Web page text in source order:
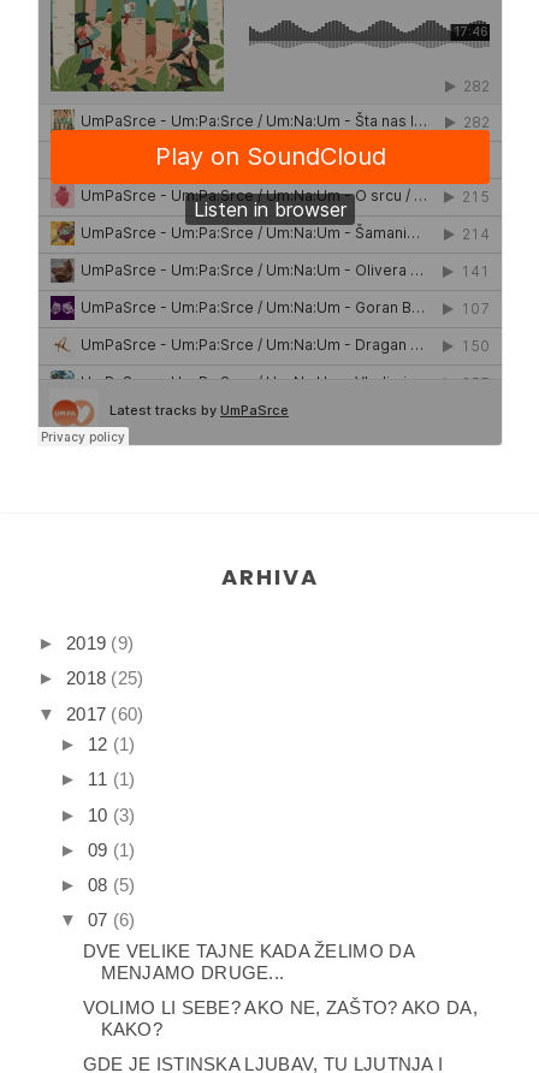
ARHIVA
► 2019 (9)
► 2018 (25)
▼
2017 (60)
► 12 (1)
► 11 (1)
► 10 (3)
► 09 (1)
► 08 (5)
▼
07 (6)
DVE VELIKE TAJNE KADA ŽELIMO DA
MENJAMO DRUGE...
VOLIMO LI SEBE? AKO NE, ZAŠTO? AKO DA,
KAKO?
GDE JE ISTINSKA LJUBAV, TU LJUTNJA I